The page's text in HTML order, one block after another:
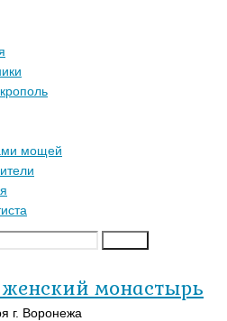
мощей
женский монастырь
г. Воронежа
В-
Православии.рф